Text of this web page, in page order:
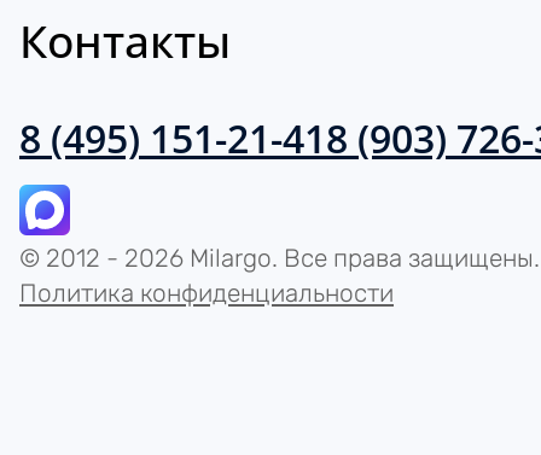
Контакты
8 (495) 151-21-418 (903)
© 2012 - 2026 Milargo. Все права защищены.
Политика конфиденциальности